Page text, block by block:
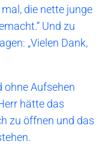
die nette junge
Und zu
„Vielen Dank,
ohne Aufsehen
hätte das
zu öffnen und das